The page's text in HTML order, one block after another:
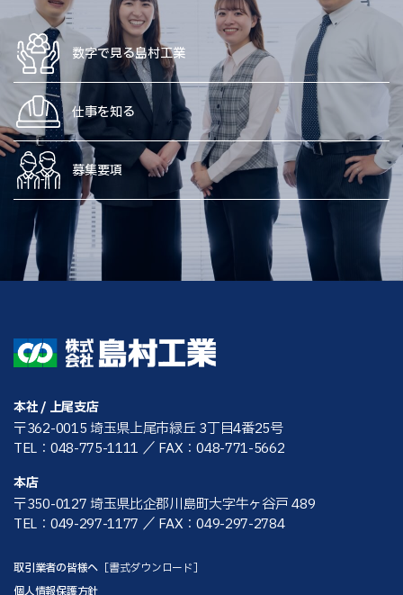
数字で見る島村工業
仕事を知る
募集要項
本社 / 上尾支店
〒362-0015 埼玉県上尾市緑丘 3丁目4番25号
TEL：048-775-1111 ／ FAX：048-771-5662
本店
〒350-0127 埼玉県比企郡川島町大字牛ヶ谷戸 489
TEL：049-297-1177 ／ FAX：049-297-2784
取引業者の皆様へ ［書式ダウンロード］
個人情報保護方針